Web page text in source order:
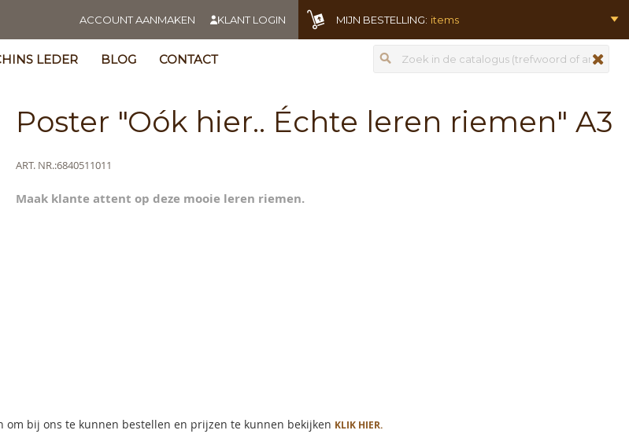
ACCOUNT AANMAKEN KLANT LOGIN MIJN BESTELLING: items
LEDER BLOG CONTACT Zoeken
Poster "Oók hier.. Échte leren riemen" A3
Meer
ART. NR.6840511011
Maak klante attent op deze mooie leren riemen.
om bij ons te kunnen bestellen en prijzen te kunnen bekijken KLIK HIER.